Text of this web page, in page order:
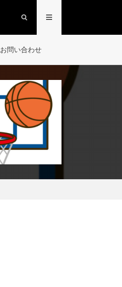
お問い合わせ